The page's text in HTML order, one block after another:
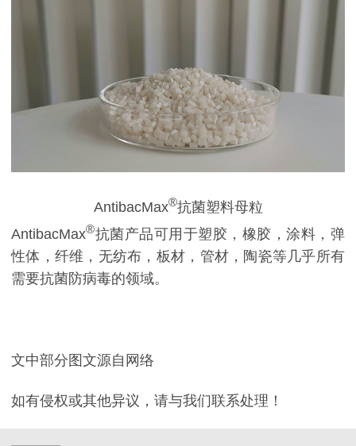
AntibacMax®抗菌塑料母粒
AntibacMax®抗菌产品可用于塑胶，橡胶，涂料，弹
性体，纤维，无纺布，板材，管材，陶瓷等几乎所有
需要抗菌防病毒的领域。
文中部分图文源自网络
如有侵权或其他异议，请与我们联系处理！